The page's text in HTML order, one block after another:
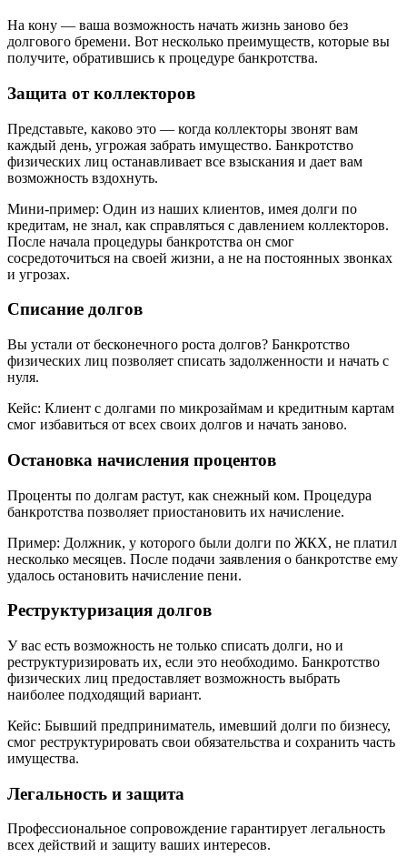
На кону — ваша возможность начать жизнь заново без
долгового бремени. Вот несколько преимуществ, которые вы
получите, обратившись к процедуре банкротства.
Защита от коллекторов
Представьте, каково это — когда коллекторы звонят вам
каждый день, угрожая забрать имущество. Банкротство
физических лиц останавливает все взыскания и дает вам
возможность вздохнуть.
Мини-пример: Один из наших клиентов, имея долги по
кредитам, не знал, как справляться с давлением коллекторов.
После начала процедуры банкротства он смог
сосредоточиться на своей жизни, а не на постоянных звонках
и угрозах.
Списание долгов
Вы устали от бесконечного роста долгов? Банкротство
физических лиц позволяет списать задолженности и начать с
нуля.
Кейс: Клиент с долгами по микрозаймам и кредитным картам
смог избавиться от всех своих долгов и начать заново.
Остановка начисления процентов
Проценты по долгам растут, как снежный ком. Процедура
банкротства позволяет приостановить их начисление.
Пример: Должник, у которого были долги по ЖКХ, не платил
несколько месяцев. После подачи заявления о банкротстве ему
удалось остановить начисление пени.
Реструктуризация долгов
У вас есть возможность не только списать долги, но и
реструктуризировать их, если это необходимо. Банкротство
физических лиц предоставляет возможность выбрать
наиболее подходящий вариант.
Кейс: Бывший предприниматель, имевший долги по бизнесу,
смог реструктурировать свои обязательства и сохранить часть
имущества.
Легальность и защита
Профессиональное сопровождение гарантирует легальность
всех действий и защиту ваших интересов.